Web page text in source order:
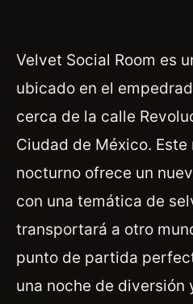
Velvet Social Room es
ubicado en el
cerca de la calle
Ciudad de México.
nocturno ofrece un
con una temática de
transportará a otro
punto de partida
una noche de diversión